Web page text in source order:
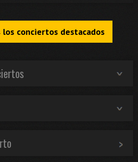
conciertos destacados